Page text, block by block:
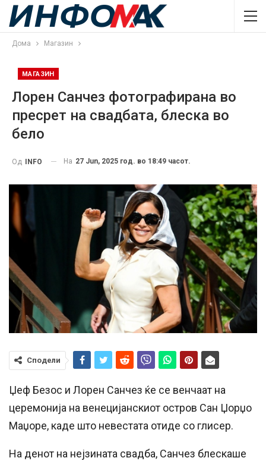
Дома Магазин
МАГАЗИН
Лорен Санчез фотографирана во
пресрет на свадбата, блеска во
бело
Од INFO На 27 Jun, 2025 год. во 18:49 часот.
Сподели
Џеф Безос и Лорен Санчез ќе се венчаат на
церемонија на венецијанскиот остров Сан Џорџо
Маџоре, каде што невестата отиде со глисер.
На денот на нејзината свадба, Санчез блескаше